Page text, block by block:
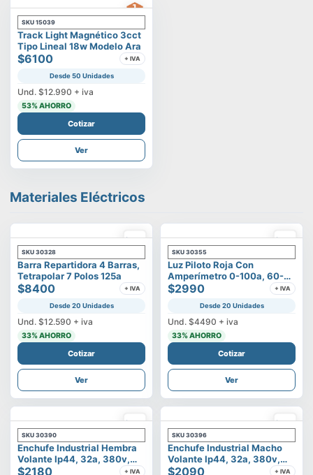
SKU 15039
Track Light Magnético 3cct
Tipo Lineal 18w Modelo Ara
$6100 + IVA
Desde 50 Unidades
Und. $12.990 + iva
53% AHORRO
Cotizar
Ver
Materiales Eléctricos
SKU 30328
Barra Repartidora 4 Barras,
Tetrapolar 7 Polos 125a
$8400 + IVA
Desde 20 Unidades
Und. $12.590 + iva
33% AHORRO
Cotizar
Ver
SKU 30355
Luz Piloto Roja Con
Amperímetro 0-100a, 60-
500v
$2990 + IVA
Desde 20 Unidades
Und. $4490 + iva
33% AHORRO
Cotizar
Ver
SKU 30390
Enchufe Industrial Hembra
Volante Ip44, 32a, 380v,
3p+t
$2180 + IVA
SKU 30396
Enchufe Industrial Macho
Volante Ip44, 32a, 380v,
3p+t
$2090 + IVA